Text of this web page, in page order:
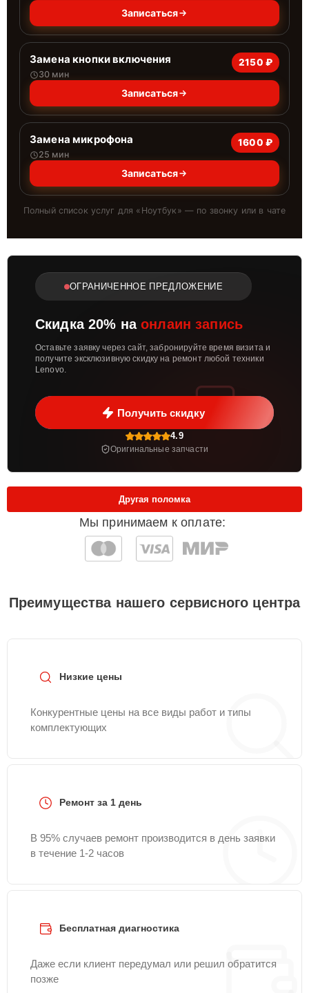
Записаться
Замена кнопки включения
30 мин
2150 ₽
Записаться
Замена микрофона
25 мин
1600 ₽
Записаться
Полный список услуг для « Ноутбук » — по звонку или в чате
ОГРАНИЧЕННОЕ ПРЕДЛОЖЕНИЕ
Скидка 20% наонлаин запись
Оставьте заявку через сайт, забронируйте время визита и
получите эксклюзивную скидку на ремонт любой техники
Lenovo.
Получить скидку
4.9
Оригинальные запчасти
Мы принимаем к оплате:
Другая поломка
Преимущества нашего сервисного центра
Низкие цены
Конкурентные цены на все виды работ и типы
комплектующих
Ремонт за 1 день
В 95% случаев ремонт производится в день заявки
в течение 1-2 часов
Бесплатная диагностика
Даже если клиент передумал или решил обратится
позже